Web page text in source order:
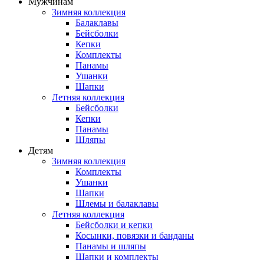
Зимняя коллекция
Балаклавы
Бейсболки
Кепки
Комплекты
Панамы
Ушанки
Шапки
Летняя коллекция
Бейсболки
Кепки
Панамы
Шляпы
Детям
Зимняя коллекция
Комплекты
Ушанки
Шапки
Шлемы и балаклавы
Летняя коллекция
Бейсболки и кепки
Косынки, повязки и банданы
Панамы и шляпы
Шапки и комплекты